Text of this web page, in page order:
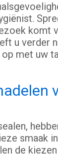
komt
u verder
met uw
smaak
de